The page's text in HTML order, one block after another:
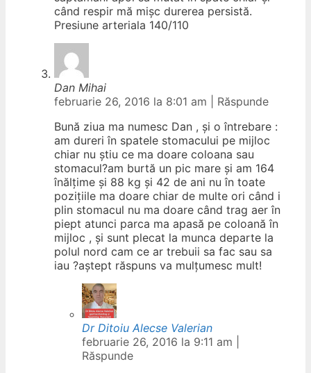
când respir mă mișc durerea persistă.
Presiune arteriala 140/110
Dan Mihai
februarie 26, 2016 la 8:01 am
Răspunde
Bună ziua ma numesc Dan , și o întrebare :
am dureri în spatele stomacului pe mijloc
chiar nu știu ce ma doare coloana sau
stomacul?am burtă un pic mare și am 164
înălțime și 88 kg și 42 de ani nu în toate
pozițiile ma doare chiar de multe ori când i
plin stomacul nu ma doare când trag aer în
piept atunci parca ma apasă pe coloană în
mijloc , și sunt plecat la munca departe la
polul nord cam ce ar trebuii sa fac sau sa
iau ?aștept răspuns va mulțumesc mult!
Dr Ditoiu Alecse Valerian
februarie 26, 2016 la 9:11 am
Răspunde